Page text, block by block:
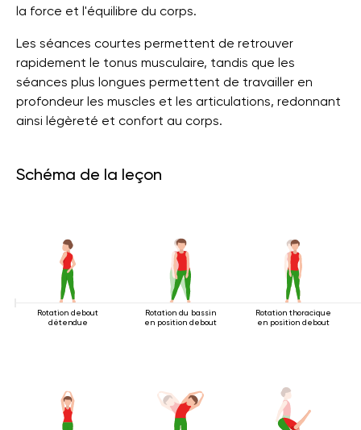
la force et l'équilibre du corps.
Les séances courtes permettent de retrouver
rapidement le tonus musculaire, tandis que les
séances plus longues permettent de travailler en
profondeur les muscles et les articulations, redonnant
ainsi légèreté et confort au corps.
Schéma de la leçon
Rotation debout
détendue
Rotation du bassin
en position debout
Rotation thoracique
en position debout